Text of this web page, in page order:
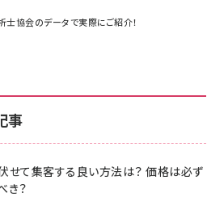
ai (2801)
z世代 (1620)
meo (1274)
士協会のデータで実際にご紹介！
事
せて集客する良い方法は？ 価格は必ず
き？